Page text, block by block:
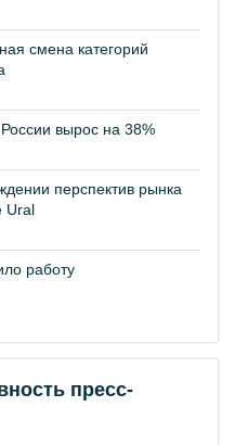
смена категорий
вырос на 38%
перспектив рынка
Ural
работу
пресс-